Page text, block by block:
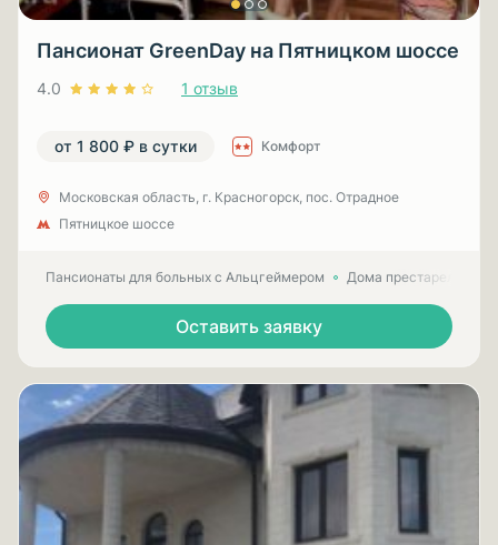
Пансионат GreenDay на Пятницком шоссе
4.0 1 отзыв
от 1 800 ₽ в сутки Комфорт
Московская область, г. Красногорск, пос. Отрадное
Пятницкое шоссе
Пансионаты для больных с Альцгеймером Дома престарелых
Оставить заявку